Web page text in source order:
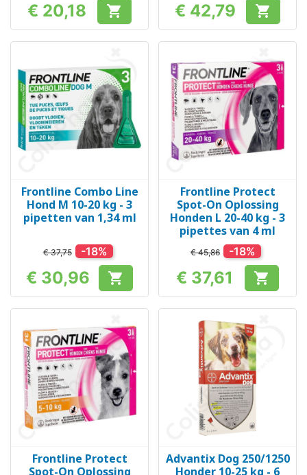
Prijs
€ 20,18  Prijs
€ 42,79 
Frontline Combo Line
Hond M 10-20 kg - 3
pipetten van 1,34 ml
€ 37,75 -18%
Prijs
€ 30,96 
Frontline Protect
Spot-On Oplossing
Honden L 20-40 kg - 3
pipettes van 4 ml
€ 45,86 -18%
Prijs
€ 37,61 
Frontline Protect
Spot-On Oplossing
Advantix Dog 250/1250
Honder 10-25 kg - 6